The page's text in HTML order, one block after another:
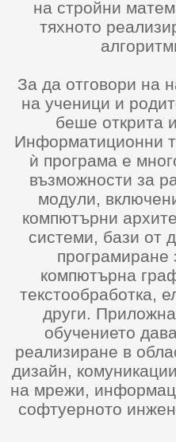
на стройни
тяхното
За да отговори на
на ученици и
беше открита
Информатиционни
ѝ програма е
възможности за
модули,
компютърни
системи, бази от
програмиране
компютърна
текстообработка,
други.
обучението
реализиране в
дизайн,
на мрежи,
софтуерното